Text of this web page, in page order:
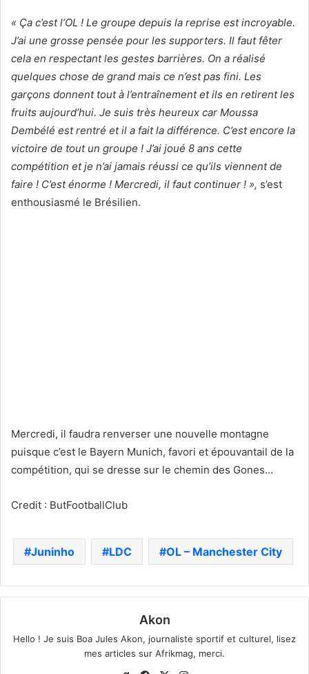
« Ça c’est l’OL ! Le groupe depuis la reprise est incroyable.
J’ai une grosse pensée pour les supporters. Il faut fêter
cela en respectant les gestes barrières. On a réalisé
quelques chose de grand mais ce n’est pas fini. Les
garçons donnent tout à l’entraînement et ils en retirent les
fruits aujourd’hui. Je suis très heureux car Moussa
Dembélé est rentré et il a fait la différence. C’est encore la
victoire de tout un groupe ! J’ai joué 8 ans cette
compétition et je n’ai jamais réussi ce qu’ils viennent de
faire ! C’est énorme ! Mercredi, il faut continuer ! », s’est
enthousiasmé le Brésilien.
Mercredi, il faudra renverser une nouvelle montagne
puisque c’est le Bayern Munich, favori et épouvantail de la
compétition, qui se dresse sur le chemin des Gones…
Credit : ButFootballClub
Juninho LDC OL – Manchester City
Akon
Hello ! Je suis Boa Jules Akon, journaliste sportif et culturel, lisez
mes articles sur Afrikmag, merci.